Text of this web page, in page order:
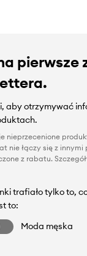
pierwsze
aby otrzymywać
nieprzecenione
nie łączy się z
z rabatu.
trafiało tylko to,
to:
Moda męska